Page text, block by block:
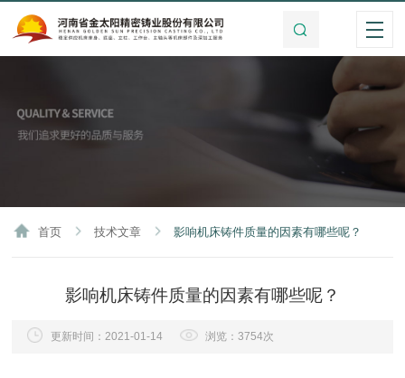
首页 技术文章 影响机床铸件质量的因素有哪些呢？
影响机床铸件质量的因素有哪些呢？
更新时间：2021-01-14 浏览：3754次